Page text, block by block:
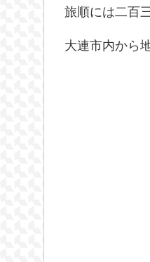
旅順には二百
大連市内から